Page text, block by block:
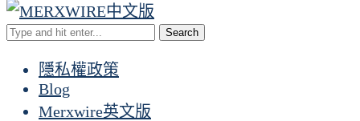
Search
隱私權政策
Blog
Merxwire英文版